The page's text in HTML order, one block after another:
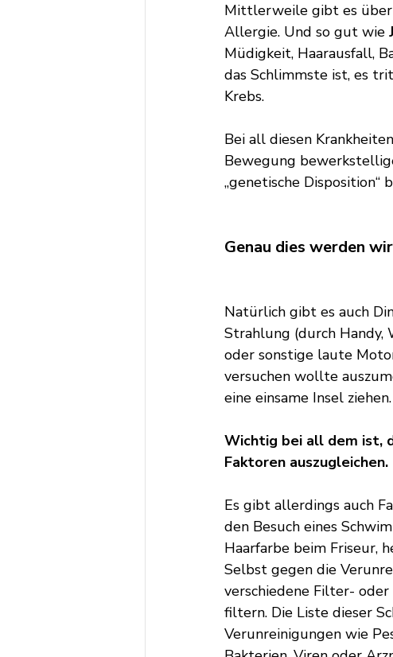
Mittlerweile gibt es über
Allergie. Und so gut wie
Müdigkeit, Haarausfall,
das Schlimmste ist, es
Krebs.
Bei all diesen
Bewegung
„genetische
Genau dies werden
Natürlich gibt es auch
Strahlung (durch Handy,
oder sonstige laute
versuchen wollte
eine einsame Insel ziehen.
Wichtig bei all dem ist,
Faktoren auszugleichen.
Es gibt allerdings auch
den Besuch eines
Haarfarbe beim Friseur,
Selbst gegen die
verschiedene Filter-
filtern. Die Liste dieser
Verunreinigungen wie